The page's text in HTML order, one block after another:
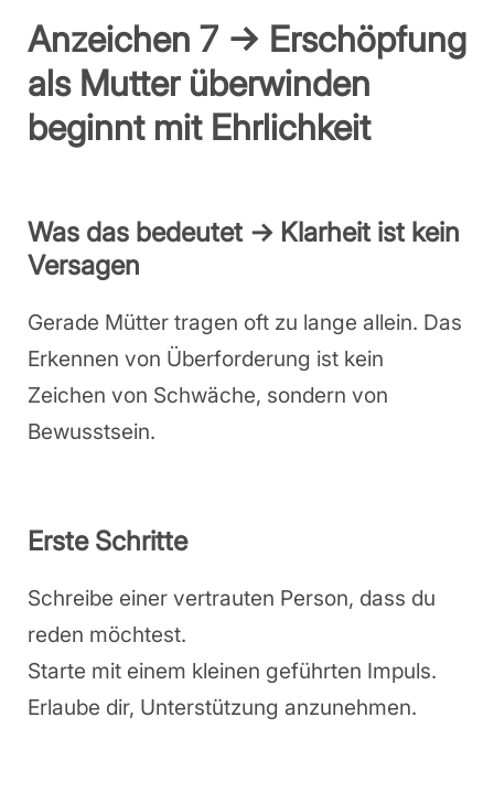
Anzeichen 7 → Erschöpfung
als Mutter überwinden
beginnt mit Ehrlichkeit
Was das bedeutet → Klarheit ist kein
Versagen
Gerade Mütter tragen oft zu lange allein. Das
Erkennen von Überforderung ist kein
Zeichen von Schwäche, sondern von
Bewusstsein.
Erste Schritte
Schreibe einer vertrauten Person, dass du
reden möchtest.
Starte mit einem kleinen geführten Impuls.
Erlaube dir, Unterstützung anzunehmen.